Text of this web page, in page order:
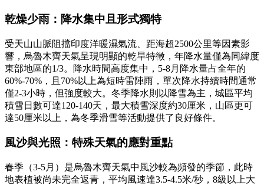
乾燥少雨：降水集中且形式獨特
受天山山脈阻擋印度洋暖濕氣流、距海超2500公里等因素影
響，烏魯木齊天氣呈現明顯的乾旱特徵，年降水量僅為同緯度
東部地區的1/3。降水時間高度集中，5-8月降水量占全年的
60%-70%，且70%以上為短時雷陣雨，單次降水持續時間通常
僅2-3小時，但強度較大。冬季降水則以降雪為主，城區平均
積雪日數可達120-140天，最大積雪深度約30厘米，山區更可
達50厘米以上，為冬季滑雪等活動提供了良好條件。
風沙與光照：特殊天氣的應對重點
春季（3-5月）是烏魯木齊天氣中風沙較為頻發的季節，此時
地表植被尚未完全返青，平均風速達3.5-4.5米/秒，8級以上大